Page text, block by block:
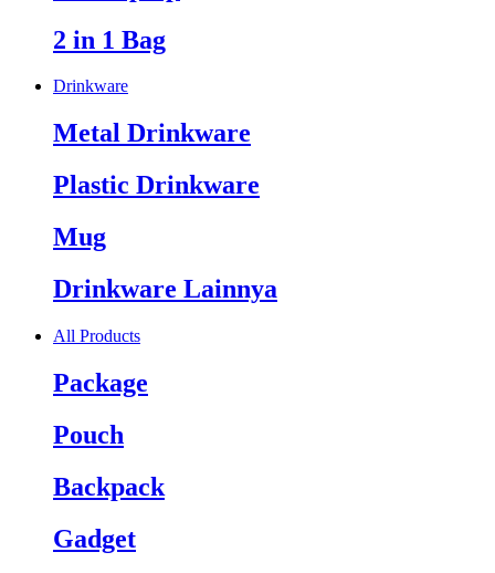
2 in 1 Bag
Drinkware
Metal Drinkware
Plastic Drinkware
Mug
Drinkware Lainnya
All Products
Package
Pouch
Backpack
Gadget